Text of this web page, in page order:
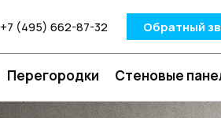
+7 (495) 662-87-32 Обратный
Перегородки Стеновые